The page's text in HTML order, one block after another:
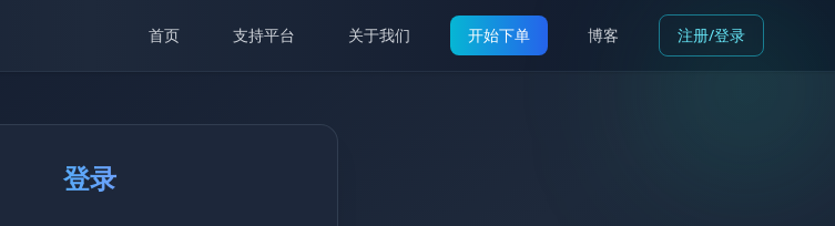
首页 支持平台 关于我们 开始下单 博客 注册/登录
登录